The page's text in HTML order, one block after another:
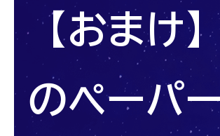
【おまけ
のペーパ